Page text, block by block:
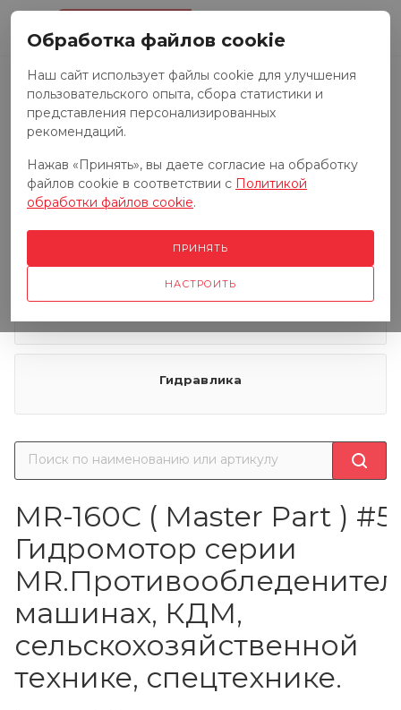
Запчасти к тракторам
Запчасти к грузовым автомобилям
Гидравлика
MR-160C ( Master Part )
Гидромотор серии
машинах, КДМ,
сельскохозяйственной
технике, спецтехнике.
Обработка файлов cookie
Наш сайт использует файлы cookie для улучшения
пользовательского опыта, сбора статистики и
представления персонализированных
рекомендаций.
Нажав «Принять», вы даете согласие на обработку
файлов cookie в соответствии с Политикой
обработки файлов cookie.
НАСТРОИТЬ
ПРИНЯТЬ